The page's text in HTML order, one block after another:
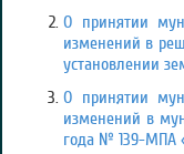
О принятии
изменений в
установлении
О принятии
изменений в
года № 139-МПА